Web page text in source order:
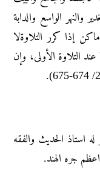
والنهر الواسع والدابة
إذا كرر التلاوةلا
التلاوة الأولى، وإن
له استاذ الحديث والفقه
اعظم جره الهند.